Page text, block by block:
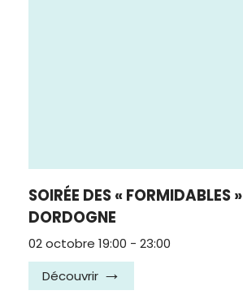
SOIRÉE DES « FORMIDABLES »
DORDOGNE
02 octobre 19:00 - 23:00
Découvrir